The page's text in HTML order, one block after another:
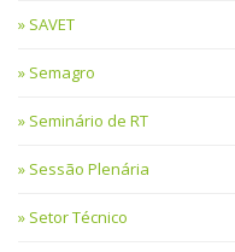
SAVET
Semagro
Seminário de RT
Sessão Plenária
Setor Técnico